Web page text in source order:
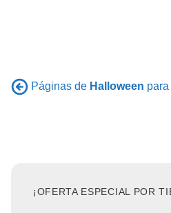
Páginas de Halloween
¡OFERTA ESPECIAL POR